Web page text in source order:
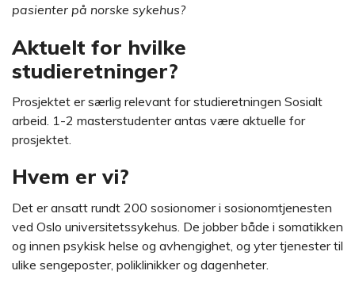
pasienter på norske sykehus?
Aktuelt for hvilke
studieretninger?
Prosjektet er særlig relevant for studieretningen Sosialt
arbeid. 1-2 masterstudenter antas være aktuelle for
prosjektet.
Hvem er vi?
Det er ansatt rundt 200 sosionomer i sosionomtjenesten
ved Oslo universitetssykehus. De jobber både i somatikken
og innen psykisk helse og avhengighet, og yter tjenester til
ulike sengeposter, poliklinikker og dagenheter.